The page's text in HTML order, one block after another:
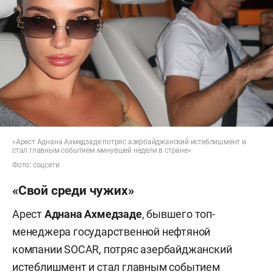
«Арест Аднана Ахмедзаде потряс азербайджанский истеблишмент и
стал главным событием минувшей недели в стране»
Фото: соцсети
«Свой среди чужих»
АрестАднана Ахмедзаде, бывшего топ-
менеджера государственной нефтяной
компании SOCAR, потряс азербайджанский
истеблишмент и стал главным событием